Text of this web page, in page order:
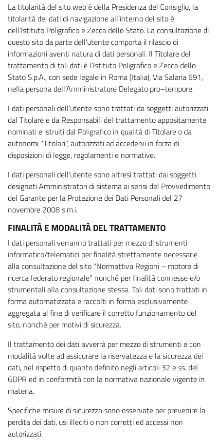
La titolarità del sito web è della Presidenza del Consiglio, la
titolarità dei dati di navigazione all’interno del sito è
dell’Istituto Poligrafico e Zecca dello Stato. La consultazione di
questo sito da parte dell’utente comporta il rilascio di
informazioni aventi natura di dati personali. Il Titolare del
trattamento di tali dati è l’Istituto Poligrafico e Zecca dello
Stato S.p.A., con sede legale in Roma (Italia), Via Salaria 691,
nella persona dell’Amministratore Delegato pro–tempore.
I dati personali dell’utente sono trattati da soggetti autorizzati
dal Titolare e da Responsabili del trattamento appositamente
nominati e istruiti dal Poligrafico in qualità di Titolare o da
autonomi "Titolari", autorizzati ad accedervi in forza di
disposizioni di legge, regolamenti e normative.
I dati personali dell’utente sono altresì trattati dai soggetti
designati Amministratori di sistema ai sensi del Provvedimento
del Garante per la Protezione dei Dati Personali del 27
novembre 2008 s.m.i.
FINALITÀ E MODALITÀ DEL TRATTAMENTO
I dati personali verranno trattati per mezzo di strumenti
informatico/telematici per finalità strettamente necessarie
alla consultazione del sito "Normattiva Regioni – motore di
ricerca federato regionale" nonché per finalità connesse e/o
strumentali alla consultazione stessa. Tali dati sono trattati in
forma automatizzata e raccolti in forma esclusivamente
aggregata al fine di verificare il corretto funzionamento del
sito, nonché per motivi di sicurezza.
Il trattamento dei dati avverrà per mezzo di strumenti e con
modalità volte ad assicurare la riservatezza e la sicurezza dei
dati, nel rispetto di quanto definito negli articoli 32 e ss. del
GDPR ed in conformità con la normativa nazionale vigente in
materia.
Specifiche misure di sicurezza sono osservate per prevenire la
perdita dei dati, usi illeciti o non corretti ed accessi non
autorizzati.